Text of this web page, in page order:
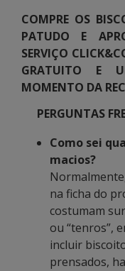
COMPRE OS
PATUDO E
SERVIÇO
GRATUITO E
MOMENTO DA
PERGUNTAS
Como sei
macios?
na ficha do
costumam
ou “tenros”,
incluir
prensados,